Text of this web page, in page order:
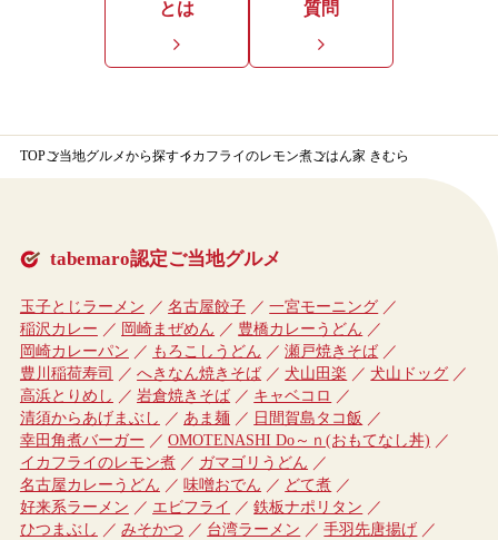
とは
質問
TOPご当地グルメから探すイカフライのレモン煮ごはん家 きむら
tabemaro認定ご当地グルメ
玉子とじラーメン 名古屋餃子
一宮モーニング
稲沢カレー
岡崎まぜめん
豊橋カレーうどん
岡崎カレーパン
もろこしうどん
瀬戸焼きそば
豊川稲荷寿司
へきなん焼きそば 犬山田楽
犬山ドッグ
高浜とりめし
岩倉焼きそば
キャベコロ
清須からあげまぶし
あま麺
日間賀島タコ飯
幸田角煮バーガー
OMOTENASHI Do～ｎ(おもてなし丼)
イカフライのレモン煮
ガマゴリうどん
名古屋カレーうどん
味噌おでん
どて煮
好来系ラーメン
エビフライ
鉄板ナポリタン
ひつまぶし
みそかつ 台湾ラーメン
手羽先唐揚げ